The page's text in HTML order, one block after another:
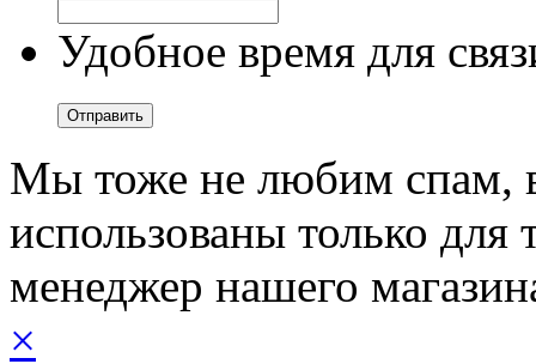
Удобное время для
Мы тоже не любим спам,
использованы только для
менеджер нашего
×